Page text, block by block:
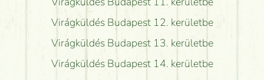
Virágküldés Budapest 12. kerületbe
Virágküldés Budapest 13. kerületbe
Virágküldés Budapest 14. kerületbe